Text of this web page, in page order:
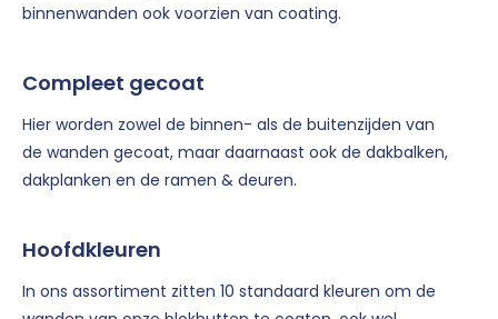
binnenwanden ook voorzien van coating.
Compleet gecoat
Hier worden zowel de binnen- als de buitenzijden van
de wanden gecoat, maar daarnaast ook de dakbalken,
dakplanken en de ramen & deuren.
Hoofdkleuren
In ons assortiment zitten 10 standaard kleuren om de